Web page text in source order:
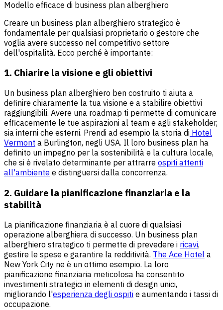
Modello efficace di business plan alberghiero
Creare un business plan alberghiero strategico è
fondamentale per qualsiasi proprietario o gestore che
voglia avere successo nel competitivo settore
dell'ospitalità. Ecco perché è importante:
1. Chiarire la visione e gli obiettivi
Un business plan alberghiero ben costruito ti aiuta a
definire chiaramente la tua visione e a stabilire obiettivi
raggiungibili. Avere una roadmap ti permette di comunicare
efficacemente le tue aspirazioni al team e agli stakeholder,
sia interni che esterni. Prendi ad esempio la storia di Hotel
Vermont a Burlington, negli USA. Il loro business plan ha
definito un impegno per la sostenibilità e la cultura locale,
che si è rivelato determinante per attrarre ospiti attenti
all'ambiente e distinguersi dalla concorrenza.
2. Guidare la pianificazione finanziaria e la
stabilità
La pianificazione finanziaria è al cuore di qualsiasi
operazione alberghiera di successo. Un business plan
alberghiero strategico ti permette di prevedere i ricavi,
gestire le spese e garantire la redditività. The Ace Hotel a
New York City ne è un ottimo esempio. La loro
pianificazione finanziaria meticolosa ha consentito
investimenti strategici in elementi di design unici,
migliorando l'esperienza degli ospiti e aumentando i tassi di
occupazione.